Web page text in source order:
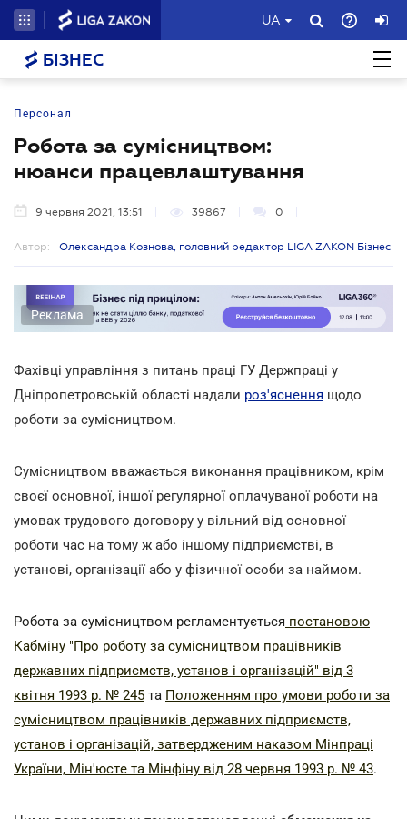
UA
БІЗНЕС
Персонал
Робота за сумісництвом:
нюанси працевлаштування
9 червня 2021, 13:51 39867 0
Автор: Олександра Кознова, головний редактор LIGA ZAKON Бізнес
Реклама
Фахівці управління з питань праці ГУ Держпраці у
Дніпропетровській області надали роз'яснення щодо
роботи за сумісництвом.
Сумісництвом вважається виконання працівником, крім
своєї основної, іншої регулярної оплачуваної роботи на
умовах трудового договору у вільний від основної
роботи час на тому ж або іншому підприємстві, в
установі, організації або у фізичної особи за наймом.
Робота за сумісництвом регламентується постановою
Кабміну "Про роботу за сумісництвом працівників
державних підприємств, установ і організацій" від 3
квітня 1993 р. № 245 та Положенням про умови роботи за
сумісництвом працівників державних підприємств,
установ і організацій, затвердженим наказом Мінпраці
України, Мін'юстe та Мінфіну від 28 червня 1993 р. № 43.